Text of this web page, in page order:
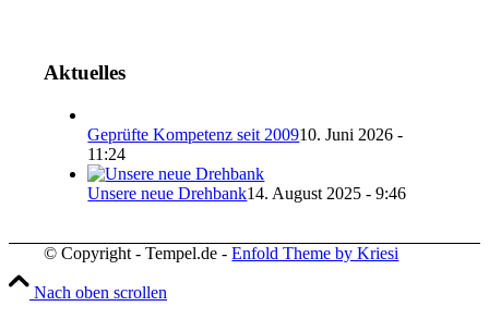
Aktuelles
Geprüfte Kompetenz seit 200910. Juni 2026 -
11:24
Unsere neue Drehbank14. August 2025 - 9:46
© Copyright - Tempel.de -Enfold Theme by Kriesi
Nach oben scrollen